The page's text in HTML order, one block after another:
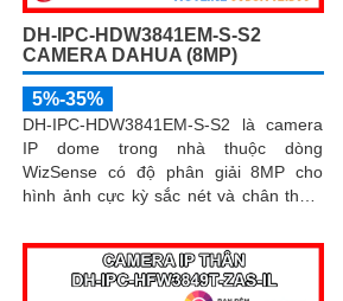
DH-IPC-HDW3841EM-S-S2
CAMERA DAHUA (8MP)
5%-35%
DH-IPC-HDW3841EM-S-S2 là camera
IP dome trong nhà thuộc dòng
WizSense có độ phân giải 8MP cho
hình ảnh cực kỳ sắc nét và chân thực.
âm, khe cắm thẻ nhớ 256GB cùng công
nghệ POE, camera mang đến sự tiện
lợi tối đa trong lắp đặt và sử dụng